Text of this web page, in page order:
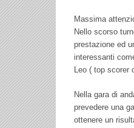
Massima
Nello scorso
prestazione ed
interessanti
Leo ( top scorer
Nella gara di
prevedere una
ottenere un